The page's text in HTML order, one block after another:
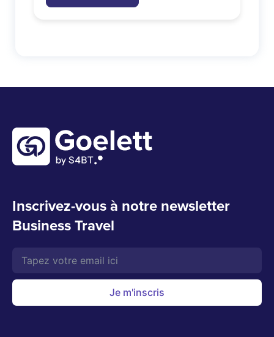
Inscrivez-vous à notre newsletter
Business Travel
Je m'inscris